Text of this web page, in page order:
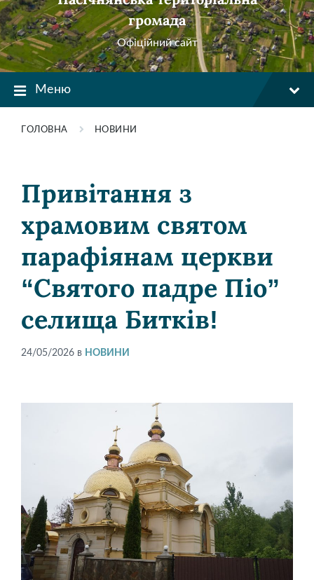
громада
Офіційний сайт
Меню
ГОЛОВНА НОВИНИ
Привітання з
храмовим святом
парафіянам церкви
“Святого падре Піо”
селища Битків!
24/05/2026 в НОВИНИ